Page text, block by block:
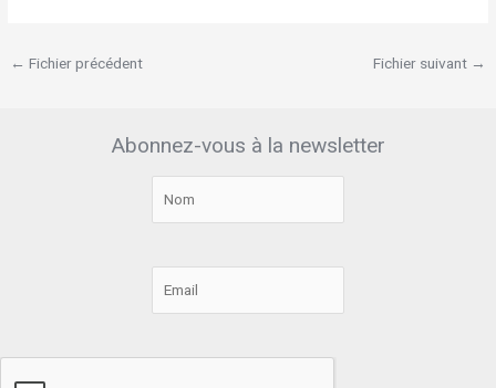
← Fichier précédent Fichier suivant →
Abonnez-vous à la newsletter